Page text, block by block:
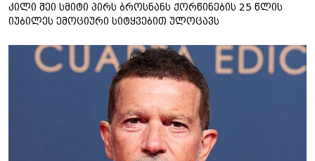
კილი შეი სმიტი პირს ბროსნანს ქორწინების 25 წლის
იუბილეს ემოციური სიტყვებით ულოცავს